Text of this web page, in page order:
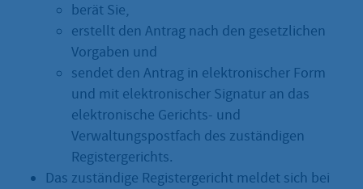
berät Sie,
erstellt den Antrag nach den gesetzlichen
Vorgaben und
sendet den Antrag in elektronischer Form
und mit elektronischer Signatur an das
elektronische Gerichts- und
Verwaltungspostfach des zuständigen
Registergerichts.
Das zuständige Registergericht meldet sich bei